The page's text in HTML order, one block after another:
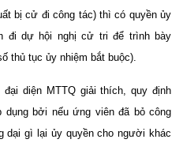
bị cử đi công tác) thì có quyền ủy
đi dự hội nghị cử tri để trình bày
thủ tục ủy nhiệm bắt buộc).
diện MTTQ giải thích, quy định
bởi nếu ứng viên đã bỏ công
dại gì lại ủy quyền cho người khác